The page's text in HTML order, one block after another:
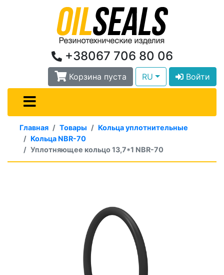
+38067 706 80 06
Корзина пуста RU Войти
Главная Товары
Кольца уплотнительные
Кольца NBR-70
Уплотняющее кольцо 13,7*1 NBR-70